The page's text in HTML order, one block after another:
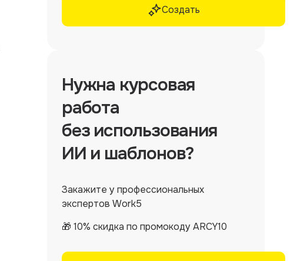
Создать
Нужна курсовая
работа
без использования
ИИ и шаблонов?
Закажите у профессиональных
экспертов Work5
🎁 10% скидка по промокоду ARCY10